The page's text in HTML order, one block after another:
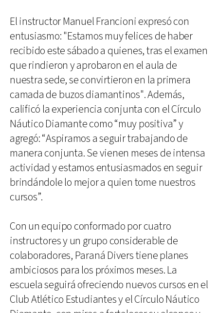
El instructor Manuel Francioni expresó con
entusiasmo: "Estamos muy felices de haber
recibido este sábado a quienes, tras el examen
que rindieron y aprobaron en el aula de
nuestra sede, se convirtieron en la primera
camada de buzos diamantinos". Además,
calificó la experiencia conjunta con el Círculo
Náutico Diamante como “muy positiva” y
agregó: “Aspiramos a seguir trabajando de
manera conjunta. Se vienen meses de intensa
actividad y estamos entusiasmados en seguir
brindándole lo mejor a quien tome nuestros
cursos”.
Con un equipo conformado por cuatro
instructores y un grupo considerable de
colaboradores, Paraná Divers tiene planes
ambiciosos para los próximos meses. La
escuela seguirá ofreciendo nuevos cursos en el
Club Atlético Estudiantes y el Círculo Náutico